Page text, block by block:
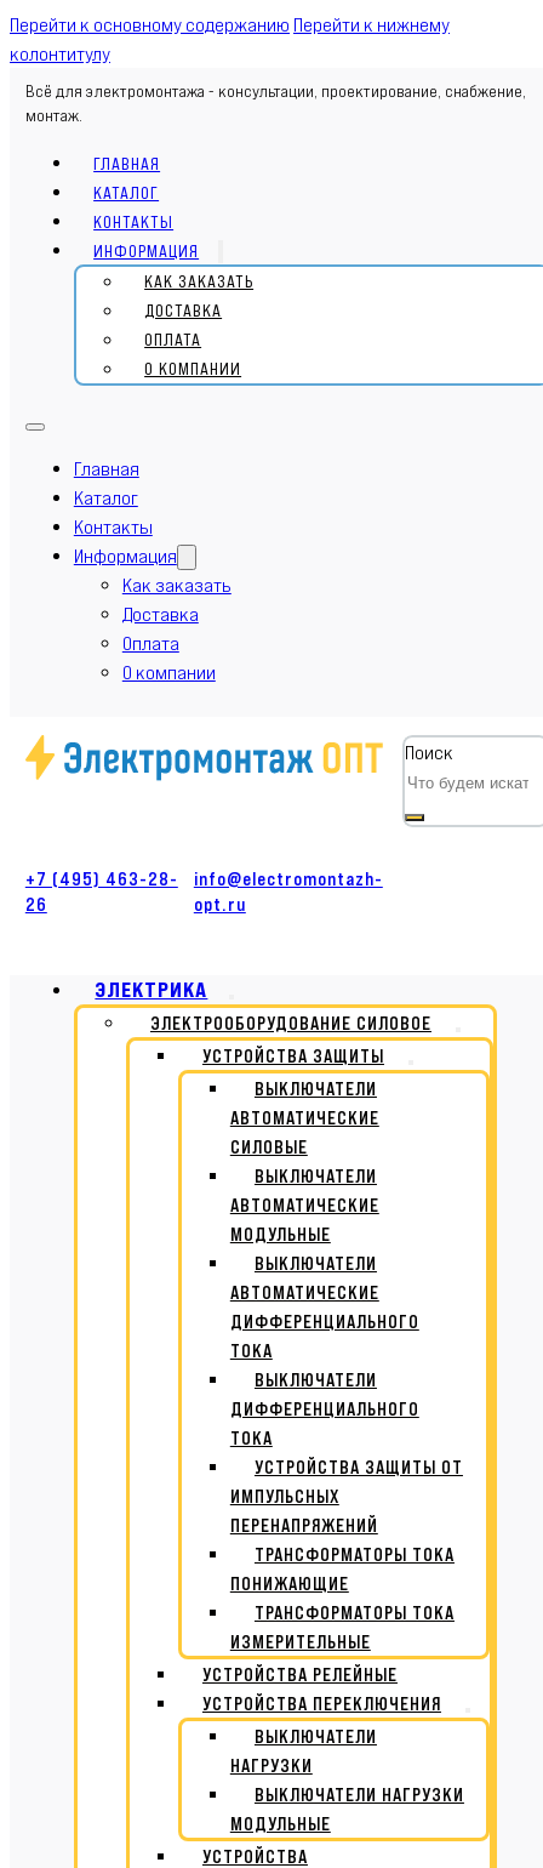
Перейти к основному содержанию Перейти к нижнему
колонтитулу
Всё для электромонтажа - консультации, проектирование, снабжение,
монтаж.
ГЛАВНАЯ
КАТАЛОГ
КОНТАКТЫ
ИНФОРМАЦИЯ
КАК ЗАКАЗАТЬ
ДОСТАВКА
ОПЛАТА
О КОМПАНИИ
Главная
Каталог
Контакты
Информация
Как заказать
Доставка
Оплата
О компании
Поиск
+7 (495) 463-28-
26
info@electromontazh-
opt.ru
ЭЛЕКТРИКА
ЭЛЕКТРООБОРУДОВАНИЕ СИЛОВОЕ
УСТРОЙСТВА ЗАЩИТЫ
ВЫКЛЮЧАТЕЛИ
АВТОМАТИЧЕСКИЕ
СИЛОВЫЕ
ВЫКЛЮЧАТЕЛИ
АВТОМАТИЧЕСКИЕ
МОДУЛЬНЫЕ
ВЫКЛЮЧАТЕЛИ
АВТОМАТИЧЕСКИЕ
ДИФФЕРЕНЦИАЛЬНОГО
ТОКА
ВЫКЛЮЧАТЕЛИ
ДИФФЕРЕНЦИАЛЬНОГО
ТОКА
УСТРОЙСТВА ЗАЩИТЫ ОТ
ИМПУЛЬСНЫХ
ПЕРЕНАПРЯЖЕНИЙ
ТРАНСФОРМАТОРЫ ТОКА
ПОНИЖАЮЩИЕ
ТРАНСФОРМАТОРЫ ТОКА
ИЗМЕРИТЕЛЬНЫЕ
УСТРОЙСТВА РЕЛЕЙНЫЕ
УСТРОЙСТВА ПЕРЕКЛЮЧЕНИЯ
ВЫКЛЮЧАТЕЛИ
НАГРУЗКИ
ВЫКЛЮЧАТЕЛИ НАГРУЗКИ
МОДУЛЬНЫЕ
УСТРОЙСТВА